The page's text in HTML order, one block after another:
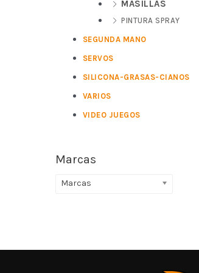
MASILLAS
PINTURA SPRAY
SEGUNDA MANO
SERVOS
SILICONA-GRASAS-CIANOS
VARIOS
VIDEO JUEGOS
Marcas
Marcas